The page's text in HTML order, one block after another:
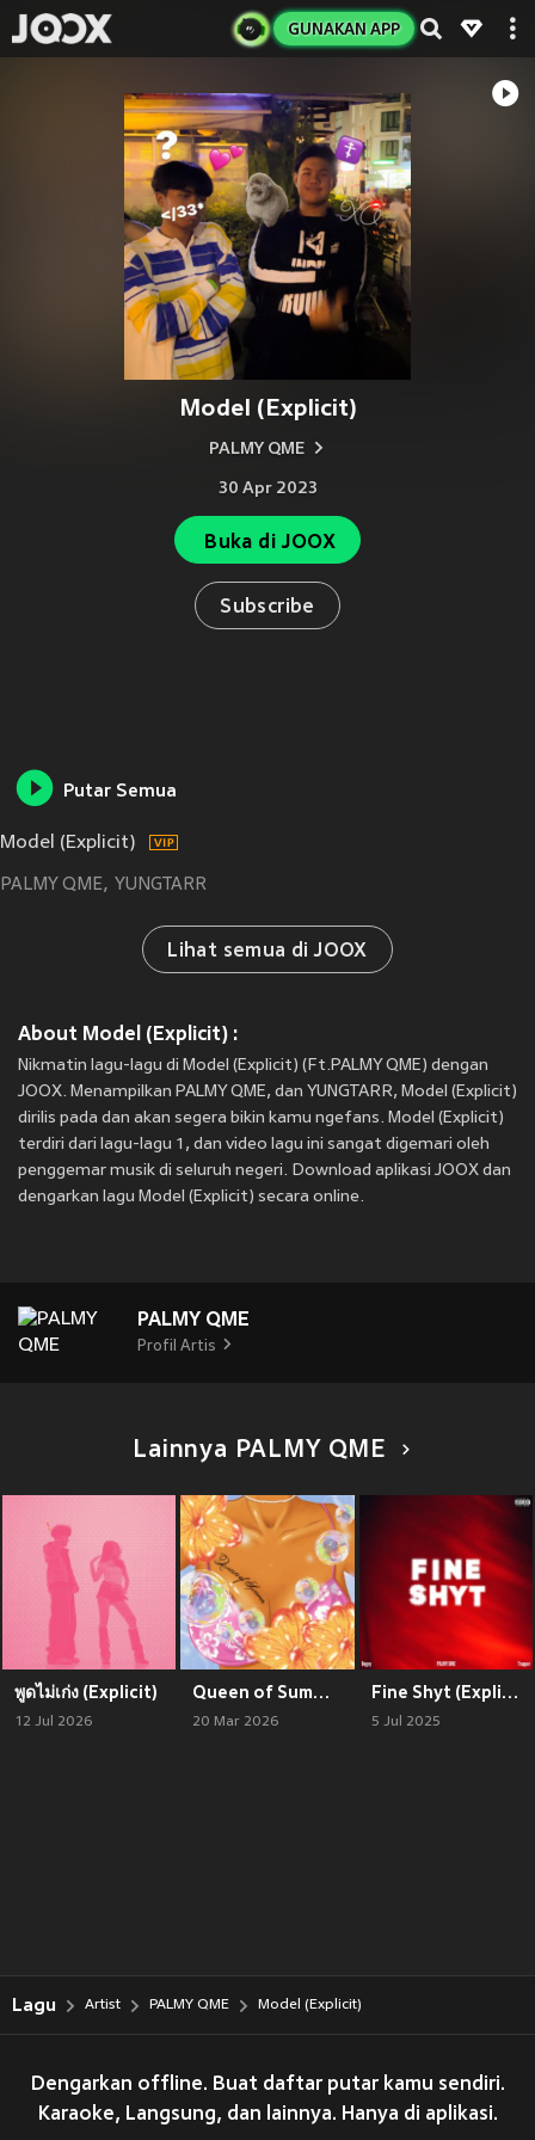
GUNAKAN APP
Model (Explicit)
PALMY QME
30 Apr 2023
Buka di JOOX
Subscribe
Putar Semua
Model (Explicit)
PALMY QME YUNGTARR
Lihat semua di JOOX
About Model (Explicit) :
Nikmatin lagu-lagu di Model (Explicit) (Ft.PALMY QME) dengan
JOOX. Menampilkan PALMY QME, dan YUNGTARR, Model (Explicit)
dirilis pada dan akan segera bikin kamu ngefans. Model (Explicit)
terdiri dari lagu-lagu 1, dan video lagu ini sangat digemari oleh
penggemar musik di seluruh negeri. Download aplikasi JOOX dan
dengarkan lagu Model (Explicit) secara online.
PALMY QME
Profil Artis
Lainnya PALMY QME
พูดไม่เก่ง (Explicit)
12 Jul 2026
Queen of Summer (Explicit)
20 Mar 2026
Fine Shyt (Explicit)
5 Jul 2025
Lagu Artist PALMY QME Model (Explicit)
Dengarkan offline. Buat daftar putar kamu sendiri.
Karaoke, Langsung, dan lainnya. Hanya di aplikasi.